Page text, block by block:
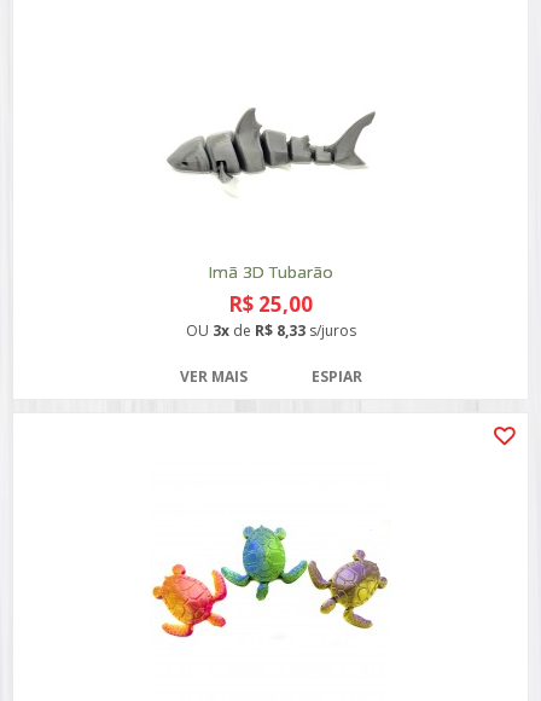
Imã 3D Tubarão
R$ 25,00
OU 3xde R$ 8,33s/juros
VER MAIS ESPIAR